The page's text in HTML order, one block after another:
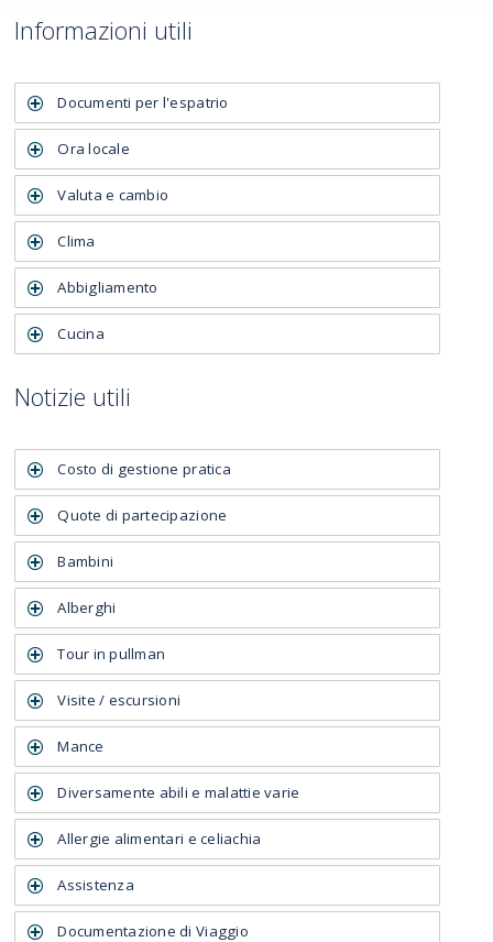
Informazioni utili
Documenti per l'espatrio
Ora locale
Valuta e cambio
Clima
Abbigliamento
Cucina
Notizie utili
Costo di gestione pratica
Quote di partecipazione
Bambini
Alberghi
Tour in pullman
Visite / escursioni
Mance
Diversamente abili e malattie varie
Allergie alimentari e celiachia
Assistenza
Documentazione di Viaggio